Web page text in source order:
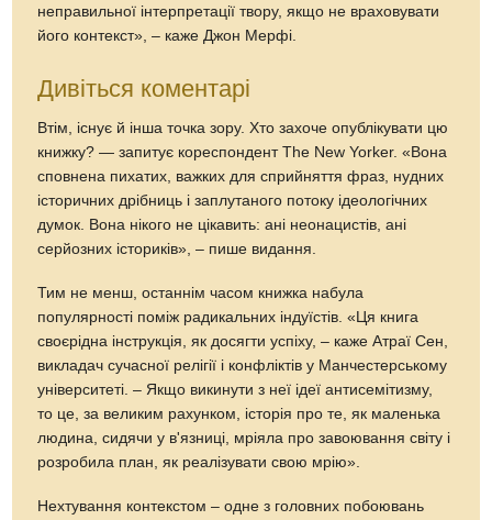
неправильної інтерпретації твору, якщо не враховувати
його контекст», – каже Джон Мерфі.
Дивіться коментарі
Втім, існує й інша точка зору. Хто захоче опублікувати цю
книжку? — запитує кореспондент The New Yorker. «Вона
сповнена пихатих, важких для сприйняття фраз, нудних
історичних дрібниць і заплутаного потоку ідеологічних
думок. Вона нікого не цікавить: ані неонацистів, ані
серйозних істориків», – пише видання.
Тим не менш, останнім часом книжка набула
популярності поміж радикальних індуїстів. «Ця книга
своєрідна інструкція, як досягти успіху, – каже Атраї Сен,
викладач сучасної релігії і конфліктів у Манчестерському
університеті. – Якщо викинути з неї ідеї антисемітизму,
то це, за великим рахунком, історія про те, як маленька
людина, сидячи у в'язниці, мріяла про завоювання світу і
розробила план, як реалізувати свою мрію».
Нехтування контекстом – одне з головних побоювань